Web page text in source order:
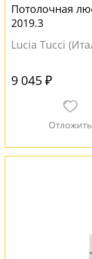
Потолочная
2019.3
Lucia Tucci
9 045 ₽